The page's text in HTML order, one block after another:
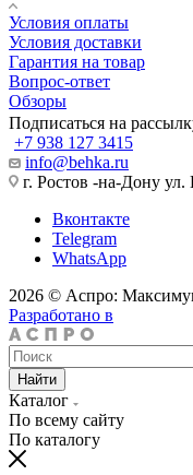
Условия оплаты
Условия доставки
Гарантия на товар
Вопрос-ответ
Обзоры
Подписаться на
+7 938 127 3415
info@behka.ru
г. Ростов -на-Дону
Вконтакте
Telegram
WhatsApp
2026 © Аспро:
Разработано в
Найти
Каталог
По всему сайту
По каталогу